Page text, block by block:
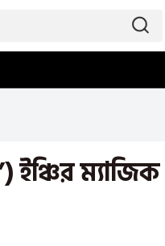
ইঞ্চির